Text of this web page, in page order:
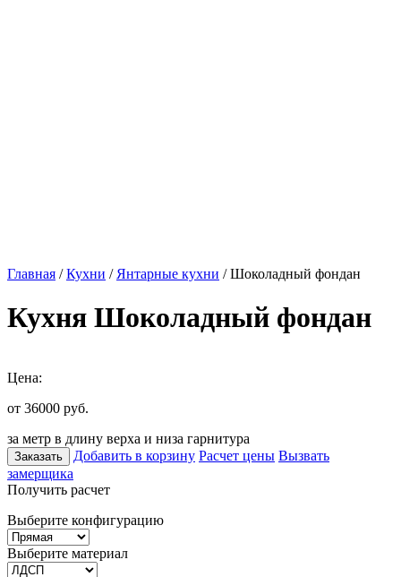
Главная /Кухни / Янтарные кухни / Шоколадный фондан
Кухня Шоколадный фондан
Цена:
от 36000 руб.
за метр в длину верха и низа гарнитура
Заказать Добавить в корзину Расчет цены Вызвать
замерщика
Получить расчет
Выберите конфигурацию
Выберите материал